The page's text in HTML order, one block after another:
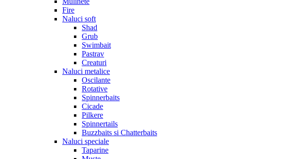
Fire
Naluci soft
Shad
Grub
Swimbait
Pastrav
Creaturi
Naluci metalice
Oscilante
Rotative
Spinnerbaits
Cicade
Pilkere
Spinnertails
Buzzbaits si Chatterbaits
Naluci speciale
Taparine